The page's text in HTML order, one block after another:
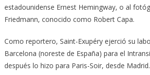
estadounidense Ernest Hemingway, o al
Friedmann, conocido como Robert Capa.
Como reportero, Saint-Exupéry ejerció su
Barcelona (noreste de España) para el
después lo hizo para Paris-Soir, desde Madrid.